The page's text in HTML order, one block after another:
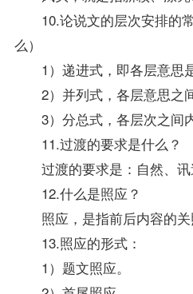
10.论说文的层次安排的
么）
1）递进式，即各层意思是
2）并列式，各层意思之间
3）分总式，各层次之间内
11.过渡的要求是什么？
过渡的要求是：自然、讯
12.什么是照应？
照应，是指前后内容的关
13.照应的形式：
1）题文照应。